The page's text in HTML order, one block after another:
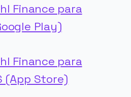
Finance para
Play)
Finance para
(App Store)